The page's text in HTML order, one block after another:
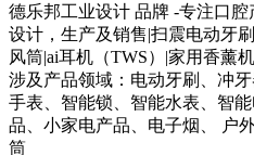
德乐邦工业设计 品牌 -专注口
设计，生产及销售|扫震电动牙
风筒|ai耳机（TWS）|家用香薰机
涉及产品领域：电动牙刷、冲
手表、智能锁、智能水表、智
品、小家电产品、电子烟、 户
筒